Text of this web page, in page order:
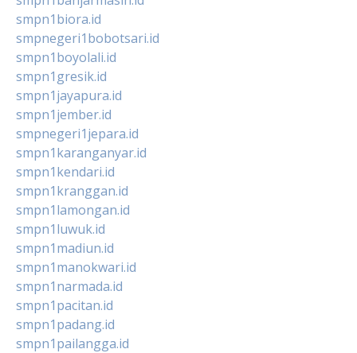
smpn1biora.id
smpnegeri1bobotsari.id
smpn1boyolali.id
smpn1gresik.id
smpn1jayapura.id
smpn1jember.id
smpnegeri1jepara.id
smpn1karanganyar.id
smpn1kendari.id
smpn1kranggan.id
smpn1lamongan.id
smpn1luwuk.id
smpn1madiun.id
smpn1manokwari.id
smpn1narmada.id
smpn1pacitan.id
smpn1padang.id
smpn1pailangga.id